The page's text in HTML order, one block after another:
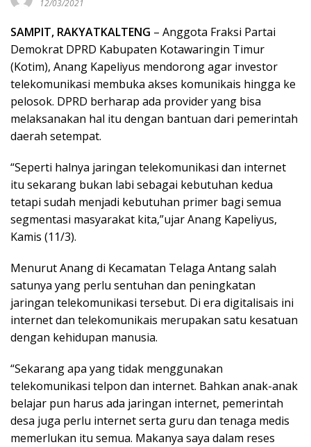
12/03/2021
SAMPIT, RAKYATKALTENG – Anggota Fraksi Partai
Demokrat DPRD Kabupaten Kotawaringin Timur
(Kotim), Anang Kapeliyus mendorong agar investor
telekomunikasi membuka akses komunikais hingga ke
pelosok. DPRD berharap ada provider yang bisa
melaksanakan hal itu dengan bantuan dari pemerintah
daerah setempat.
“Seperti halnya jaringan telekomunikasi dan internet
itu sekarang bukan labi sebagai kebutuhan kedua
tetapi sudah menjadi kebutuhan primer bagi semua
segmentasi masyarakat kita,”ujar Anang Kapeliyus,
Kamis (11/3).
Menurut Anang di Kecamatan Telaga Antang salah
satunya yang perlu sentuhan dan peningkatan
jaringan telekomunikasi tersebut. Di era digitalisais ini
internet dan telekomunikais merupakan satu kesatuan
dengan kehidupan manusia.
“Sekarang apa yang tidak menggunakan
telekomunikasi telpon dan internet. Bahkan anak-anak
belajar pun harus ada jaringan internet, pemerintah
desa juga perlu internet serta guru dan tenaga medis
memerlukan itu semua. Makanya saya dalam reses